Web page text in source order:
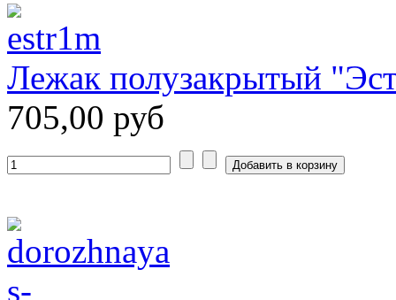
Лежак полузакрытый
705,00 руб